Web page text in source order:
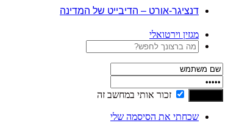
דנציגר-אורט – הדיבייט של המדינה
מגזין וירטואלי
זכור אותי במחשב זה
שכחתי את הסיסמה שלי